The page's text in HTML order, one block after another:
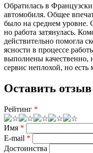
Обратилась в
автомобиля. Общее
было на среднем уровне.
но работа затянулась.
действительно помогла
ясности в процессе
выполнены качественно,
сервис неплохой, но
Оставить отзыв
Рейтинг *
Имя *
E-mail *
Достоинства